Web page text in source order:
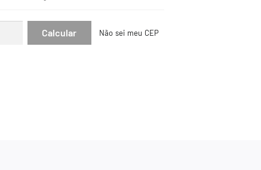
Não sei meu CEP